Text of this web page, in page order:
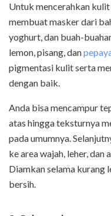
Untuk mencerahkan
membuat masker dari
yoghurt, dan buah-
lemon, pisang, dan
pigmentasi kulit serta
dengan baik.
Anda bisa mencampur
atas hingga teksturnya
pada umumnya.
ke area wajah, leher,
Diamkan selama kurang
bersih.